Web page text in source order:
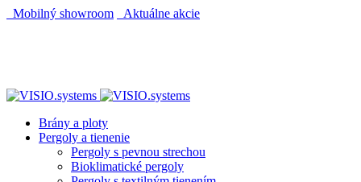
Mobilný showroom
Aktuálne akcie
Brány a ploty
Pergoly a tienenie
Pergoly s pevnou strechou
Bioklimatické pergoly